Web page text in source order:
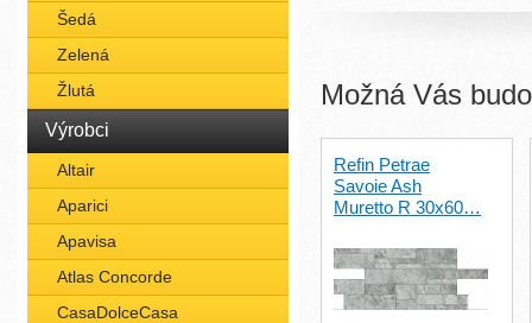
Šedá
Zelená
Žlutá
Výrobci
Altair
Aparici
Apavisa
Atlas Concorde
CasaDolceCasa
Možná Vás
Refin Petrae
Savoie Ash
Muretto R 30x60…